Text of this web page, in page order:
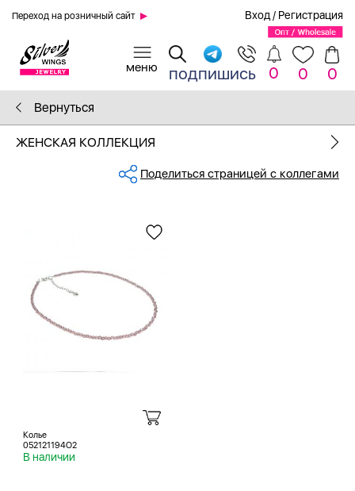
Переход на розничный сайт Вход / Регистрация
подпишись 0 0 0
Вернуться
ЖЕНСКАЯ КОЛЛЕКЦИЯ
Поделиться страницей с коллегами
Колье
052121194O2
В наличии